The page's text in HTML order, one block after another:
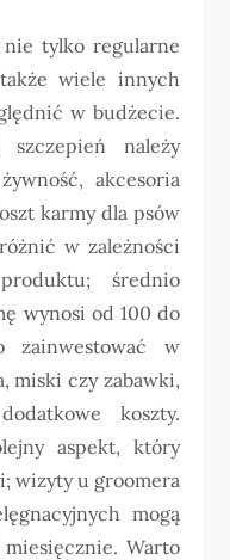
tylko regularne
wiele innych
w budżecie.
należy
akcesoria
karmy dla psów
w zależności
średnio
wynosi od 100 do
zainwestować w
miski czy zabawki,
koszty.
aspekt, który
wizyty u groomera
mogą
Warto